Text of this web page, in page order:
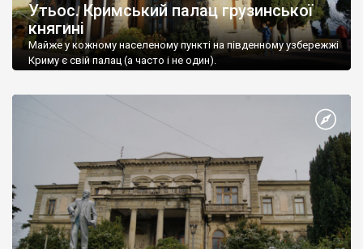
Утьос. Кримський палац грузинської
княгині
Майже у кожному населеному пункті на південному узбережжі
Криму є свій палац (а часто і не один).